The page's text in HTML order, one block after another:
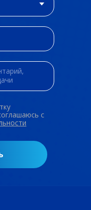
c